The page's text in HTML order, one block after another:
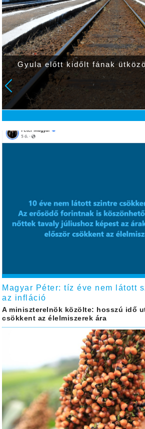
Gyula előtt kidőlt fának
Magyar Péter: tíz éve nem látott
az infláció
A miniszterelnök közölte: hosszú idő
csökkent az élelmiszerek ára